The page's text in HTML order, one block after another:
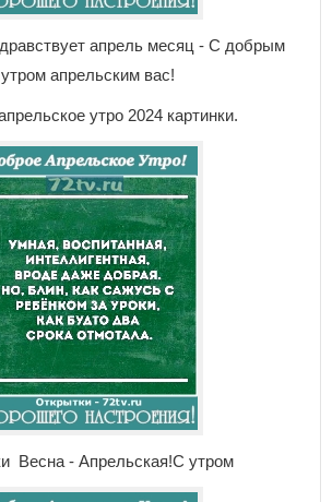
апрель месяц - С добрым
утром апрельским вас!
утро 2024 картинки.
Весна - Апрельская!С утром